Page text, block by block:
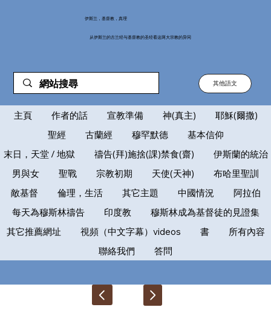
伊斯兰，基督教，真理
从伊斯兰的古兰经与基督教的圣经看这两大宗教的异同
其他語文
主頁 作者的話 宣教準備 神(真主)
耶穌(爾撒)
聖經
古蘭經 穆罕默德
基本信仰
末日，天堂 / 地獄
禱告(拜)施捨(課)禁食(齋)
伊斯蘭的統治
男與女
聖戰 宗教初期 天使(天神)
布哈里聖訓
敵基督
倫理，生活 其它主題 中國情況
阿拉伯
每天為穆斯林禱告
印度教
穆斯林成為基督徒的見證集
其它推薦網址
視頻（中文字幕）videos 書
所有內容
聯絡我們
答問